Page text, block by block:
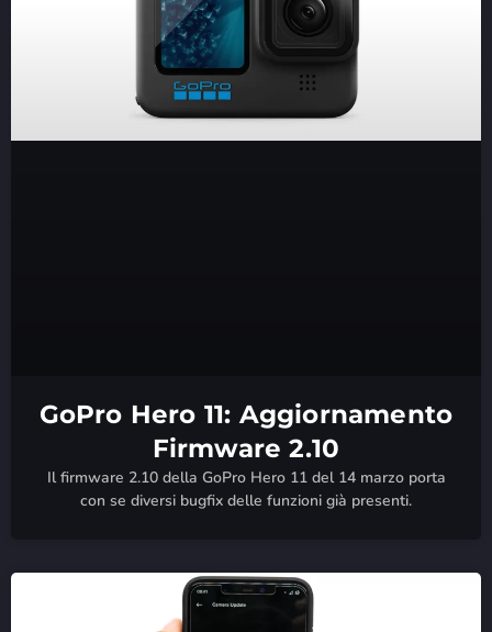
GoPro Hero 11: Aggiornamento
Firmware 2.10
Il firmware 2.10 della GoPro Hero 11 del 14 marzo porta
con se diversi bugfix delle funzioni già presenti.